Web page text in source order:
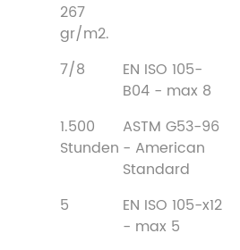
267
gr/m2.
7/8
EN ISO 105-
B04 - max 8
1.500
Stunden
ASTM G53-96
- American
Standard
5
EN ISO 105-x12
- max 5